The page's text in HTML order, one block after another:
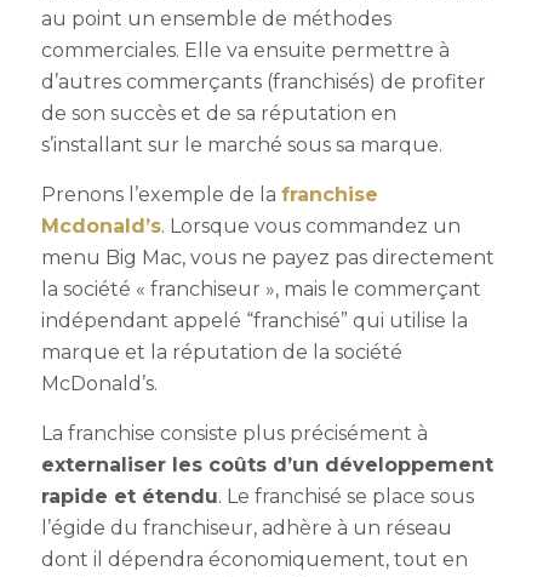
au point un ensemble de méthodes
commerciales. Elle va ensuite permettre à
d’autres commerçants (franchisés) de profiter
de son succès et de sa réputation en
s’installant sur le marché sous sa marque.
Prenons l’exemple de la franchise
Mcdonald’s. Lorsque vous commandez un
menu Big Mac, vous ne payez pas directement
la société « franchiseur », mais le commerçant
indépendant appelé “franchisé” qui utilise la
marque et la réputation de la société
McDonald’s.
La franchise consiste plus précisément à
externaliser les coûts d’un développement
rapide et étendu. Le franchisé se place sous
l’égide du franchiseur, adhère à un réseau
dont il dépendra économiquement, tout en